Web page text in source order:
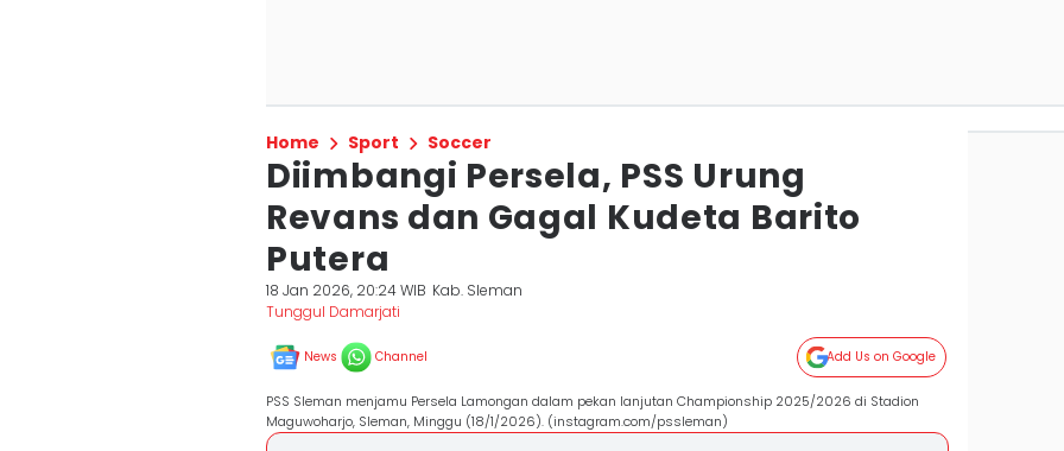
Home Sport Soccer
Diimbangi Persela, PSS Urung
Revans dan Gagal Kudeta Barito
Putera
18 Jan 2026, 20:24 WIB Kab. Sleman
Tunggul Damarjati
News Channel Add Us on Google
PSS Sleman menjamu Persela Lamongan dalam pekan lanjutan Championship 2025/2026 di Stadion
Maguwoharjo, Sleman, Minggu (18/1/2026). (instagram.com/pssleman)